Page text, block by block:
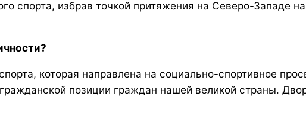
спорта, избрав точкой притяжения на Северо-Западе
которая направлена на социально-спортивное
позиции граждан нашей великой страны.